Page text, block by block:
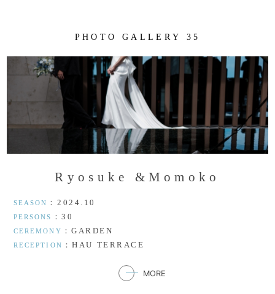
P HO TO G A L LE R Y 35
R y o s u ke & Mom oko
SEASON ：2024.10
PERSONS ：30
CEREMONY ：GARDEN
RECEPTION ：HAU TERRACE
MORE